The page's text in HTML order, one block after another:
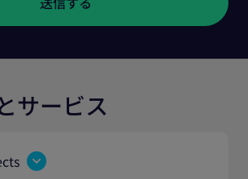
サービス